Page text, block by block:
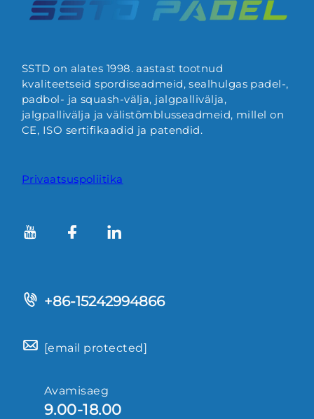
SSTD on alates 1998. aastast tootnud
kvaliteetseid spordiseadmeid, sealhulgas padel-,
padbol- ja squash-välja, jalgpallivälja,
jalgpallivälja ja välistõmblusseadmeid, millel on
CE, ISO sertifikaadid ja patendid.
Privaatsuspoliitika
+86-15242994866
[email protected]
Avamisaeg
9.00-18.00